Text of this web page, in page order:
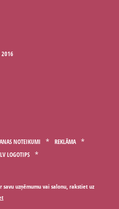
2016
NOTEIKUMI
REKLĀMA
LOGOTIPS
uzņēmumu vai salonu, rakstiet uz